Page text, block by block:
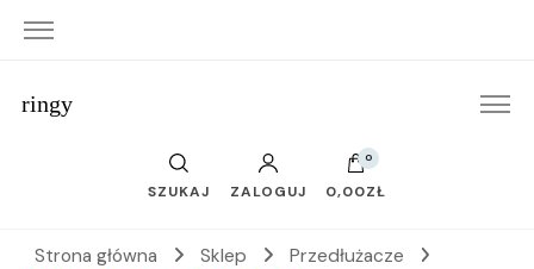
ringy
SZUKAJ ZALOGUJ
0
0,00ZŁ
Strona główna Sklep
Przedłużacze